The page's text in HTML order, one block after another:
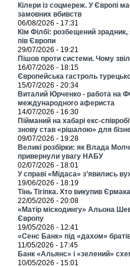
Кілери із соцмереж. У Європі
замовних вбивств
06/08/2026 - 17:31
Кім Філбі: розбещений
пів Європи
29/07/2026 - 19:21
Пішов проти системи. Чому
16/07/2026 - 18:15
Європейська гастроль
15/07/2026 - 20:34
Виталий Юрченко - работа на
международного афериста
14/07/2026 - 16:30
Пійманий на хабарі екс-
знову став «рішалою» для
09/07/2026 - 19:28
Великі розбірки: як Влада
привернули увагу НАБУ
02/07/2026 - 18:01
У справі «Мідаса» з’явились
19/06/2026 - 18:19
Тінь Тігіпка. Хто викупив
22/05/2026 - 20:08
«Матір міскодингу» Альона
Європу
19/05/2026 - 12:41
«Сенс Банк» під «дахом»
11/05/2026 - 17:45
Банк «Альянс» і «зелений»
10/05/2026 - 15:01